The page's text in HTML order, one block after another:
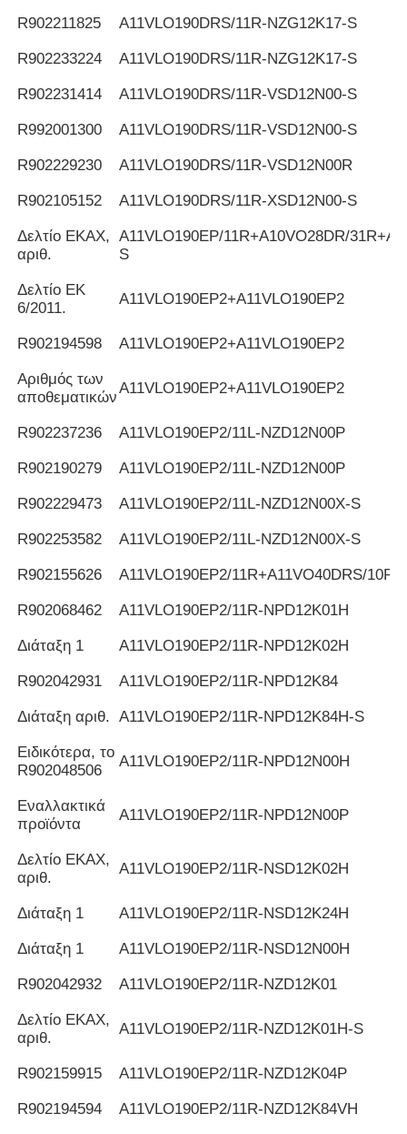
R902211825 Α11VLO190DRS/11R-NZG12K17-S
R902233224 Α11VLO190DRS/11R-NZG12K17-S
R902231414 Α11VLO190DRS/11R-VSD12N00-S
R992001300 Α11VLO190DRS/11R-VSD12N00-S
R902229230 Α11VLO190DRS/11R-VSD12N00R
R902105152 Α11VLO190DRS/11R-XSD12N00-S
Δελτίο ΕΚΑΧ,
αριθ.
Α11VLO190EP/11R+A10VO28DR/
S
Δελτίο ΕΚ
6/2011.
Α11VLO190EP2+A11VLO190EP2
R902194598 Α11VLO190EP2+A11VLO190EP2
Αριθμός των
αποθεματικών
Α11VLO190EP2+A11VLO190EP2
R902237236 Α11VLO190EP2/11L-NZD12N00P
R902190279 Α11VLO190EP2/11L-NZD12N00P
R902229473 Α11VLO190EP2/11L-NZD12N00X-S
R902253582 Α11VLO190EP2/11L-NZD12N00X-S
R902155626 Α11VLO190EP2/11R+A11VO40DRS/10R
R902068462 Α11VLO190EP2/11R-NPD12K01H
Διάταξη 1 Α11VLO190EP2/11R-NPD12K02H
R902042931 Α11VLO190EP2/11R-NPD12K84
Διάταξη αριθ. Α11VLO190EP2/11R-NPD12K84H-S
Ειδικότερα, το
R902048506
Α11VLO190EP2/11R-NPD12N00H
Εναλλακτικά
προϊόντα
Α11VLO190EP2/11R-NPD12N00P
Δελτίο ΕΚΑΧ,
αριθ.
Α11VLO190EP2/11R-NSD12K02H
Διάταξη 1 Α11VLO190EP2/11R-NSD12K24H
Διάταξη 1 Α11VLO190EP2/11R-NSD12N00H
R902042932 Α11VLO190EP2/11R-NZD12K01
Δελτίο ΕΚΑΧ,
αριθ.
Α11VLO190EP2/11R-NZD12K01H-S
R902159915 Α11VLO190EP2/11R-NZD12K04P
R902194594 Α11VLO190EP2/11R-NZD12K84VH